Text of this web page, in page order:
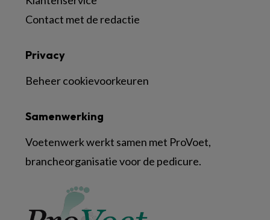
Contact met de redactie
Samenwerking
Voetenwerk werkt samen met ProVoet,
brancheorganisatie voor de pedicure.
Privacy
Beheer cookievoorkeuren